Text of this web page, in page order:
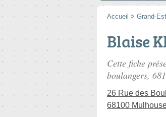
Accueil > Grand-Est
Blaise
Cette fiche
boulangers,
26 Rue des
68100